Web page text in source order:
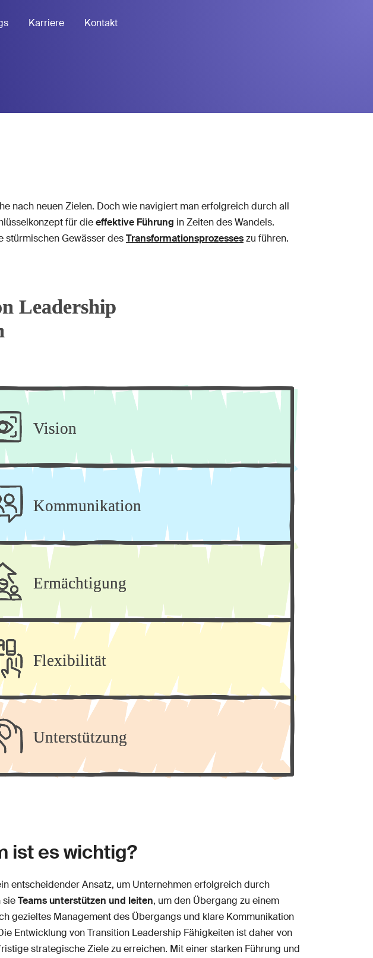
Karriere Kontakt
nach neuen Zielen. Doch wie navigiert man erfolgreich durch all
für dieeffektive Führung in Zeiten des Wandels.
stürmischen Gewässer desTransformationsprozesseszu führen.
ist es wichtig?
entscheidender Ansatz, um Unternehmen erfolgreich durch
sieTeams unterstützen und leiten, um den Übergang zu einem
gezieltes Management des Übergangs und klare Kommunikation
Entwicklung von Transition Leadership Fähigkeiten ist daher von
strategische Ziele zu erreichen. Mit einer starken Führung und